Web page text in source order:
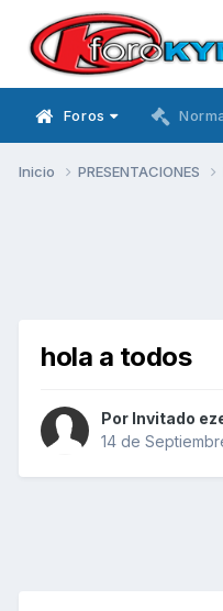
Foros
Inicio PRESENTACIONES
hola a todos
Por Invitado
14 de